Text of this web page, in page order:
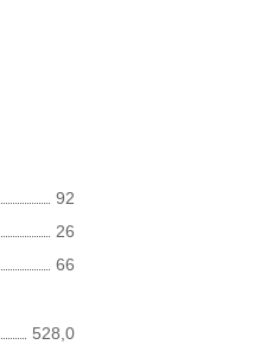
92
26
66
528,0